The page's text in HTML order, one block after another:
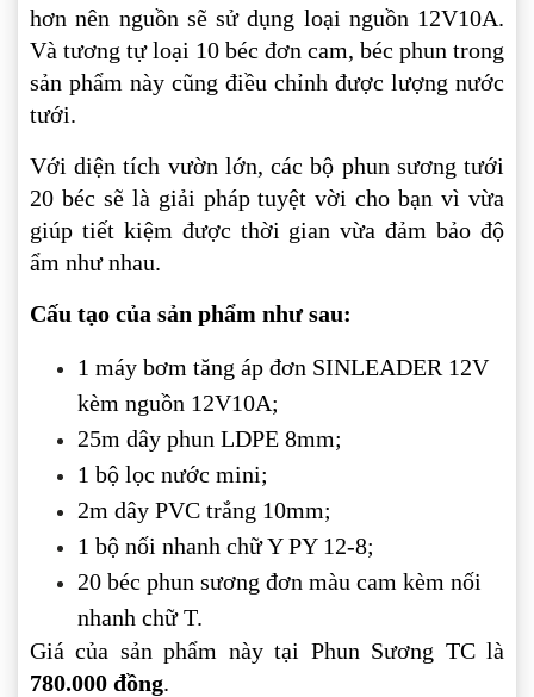
hơn nên nguồn sẽ sử dụng loại nguồn 12V10A.
Và tương tự loại 10 béc đơn cam, béc phun trong
sản phẩm này cũng điều chỉnh được lượng nước
tưới.
Với diện tích vườn lớn, các bộ phun sương tưới
20 béc sẽ là giải pháp tuyệt vời cho bạn vì vừa
giúp tiết kiệm được thời gian vừa đảm bảo độ
ẩm như nhau.
Cấu tạo của sản phẩm như sau:
1 máy bơm tăng áp đơn SINLEADER 12V
kèm nguồn 12V10A;
25m dây phun LDPE 8mm;
1 bộ lọc nước mini;
2m dây PVC trắng 10mm;
1 bộ nối nhanh chữ Y PY 12-8;
20 béc phun sương đơn màu cam kèm nối
nhanh chữ T.
Giá của sản phẩm này tại Phun Sương TC là
780.000 đồng.